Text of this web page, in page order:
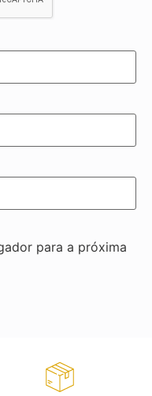
para a próxima